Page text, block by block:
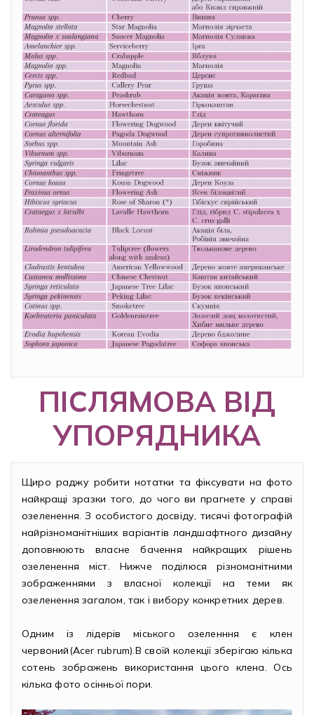
ПІСЛЯМОВА ВІД
УПОРЯДНИКА
Щиро раджу робити нотатки та фіксувати на фото
найкращі зразки того, до чого ви прагнете у справі
озеленення. З особистого досвіду, тисячі фотографій
найрізноманітніших варіантів ландшафтного дизайну
доповнюють власне бачення найкращих рішень
озеленення міст. Нижче поділюся різноманітними
зображеннями з власної колекції на теми як
озеленення загалом, так і вибору конкретних дерев.
Одним із лідерів міського озеленння є клен
червоний(Acer rubrum).В своїй колекції зберігаю кілька
сотень зображень використання цього клена. Ось
кілька фото осінньої пори.